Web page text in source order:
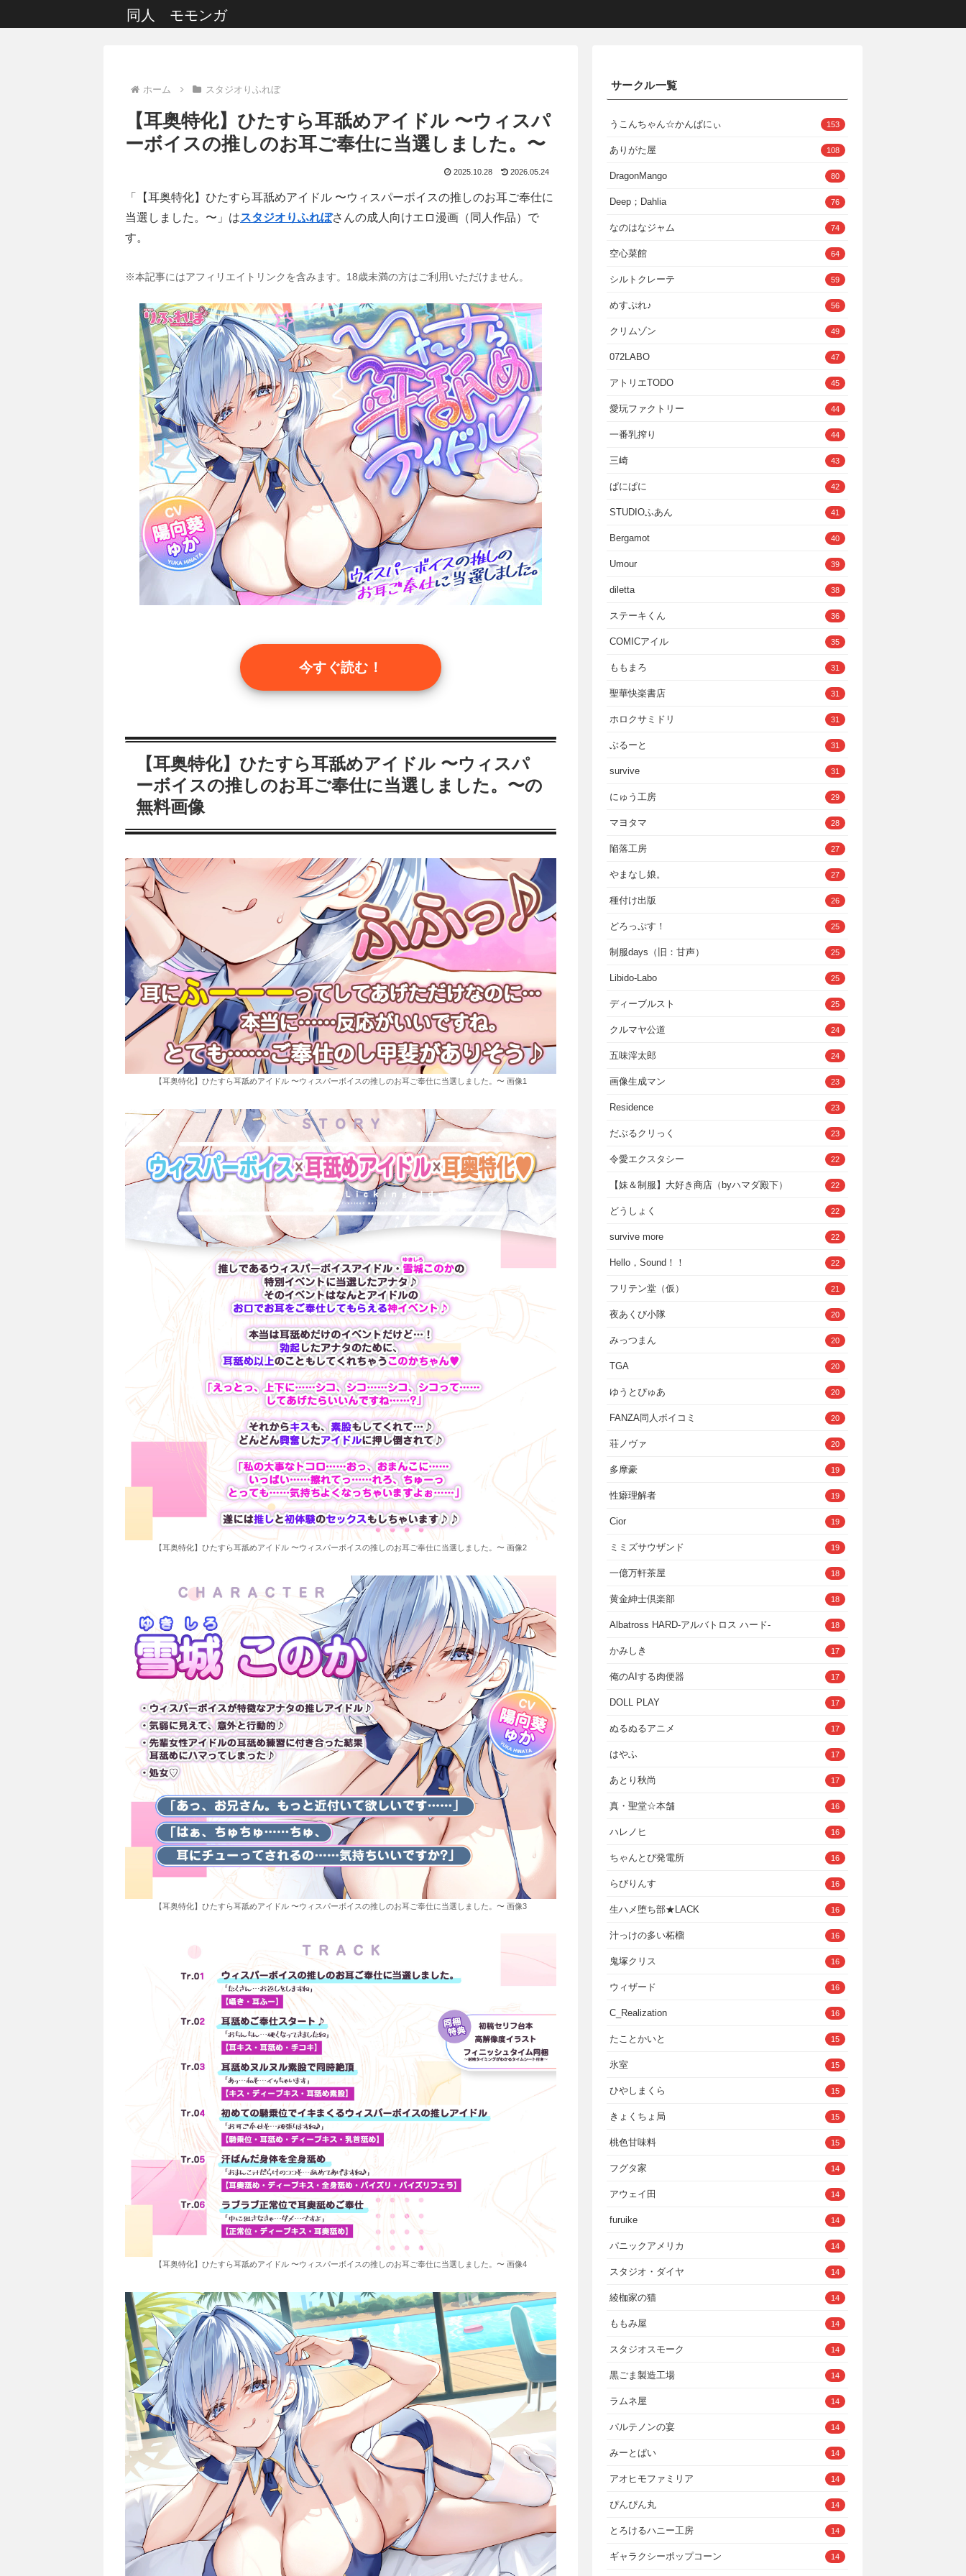
同人 モモンガ
ホーム スタジオりふれぼ
【耳奥特化】ひたすら耳舐めアイドル 〜ウィスパ
ーボイスの推しのお耳ご奉仕に当選しました。〜
2025.10.28 2026.05.24
「【耳奥特化】ひたすら耳舐めアイドル 〜ウィスパーボイスの推しのお耳ご奉仕に
当選しました。〜」はスタジオりふれぼさんの成人向けエロ漫画（同人作品）で
す。
※本記事にはアフィリエイトリンクを含みます。18歳未満の方はご利用いただけません。
今すぐ読む！
【耳奥特化】ひたすら耳舐めアイドル 〜ウィスパ
ーボイスの推しのお耳ご奉仕に当選しました。〜の
無料画像
【耳奥特化】ひたすら耳舐めアイドル 〜ウィスパーボイスの推しのお耳ご奉仕に当選しました。〜 画像1
【耳奥特化】ひたすら耳舐めアイドル 〜ウィスパーボイスの推しのお耳ご奉仕に当選しました。〜 画像2
【耳奥特化】ひたすら耳舐めアイドル 〜ウィスパーボイスの推しのお耳ご奉仕に当選しました。〜 画像3
【耳奥特化】ひたすら耳舐めアイドル 〜ウィスパーボイスの推しのお耳ご奉仕に当選しました。〜 画像4
サークル一覧
うこんちゃん☆かんぱにぃ 153
ありがた屋 108
DragonMango 80
Deep；Dahlia 76
なのはなジャム 74
空心菜館 64
シルトクレーテ 59
めすぷれ♪ 56
クリムゾン 49
072LABO 47
アトリエTODO 45
愛玩ファクトリー 44
一番乳搾り 44
三崎 43
ぱにぱに 42
STUDIOふあん 41
Bergamot 40
Umour 39
diletta 38
ステーキくん 36
COMICアイル 35
ももまろ 31
聖華快楽書店 31
ホロクサミドリ 31
ぶるーと 31
survive 31
にゅう工房 29
マヨタマ 28
陥落工房 27
やまなし娘。 27
種付け出版 26
どろっぷす！ 25
制服days（旧：甘声） 25
Libido-Labo 25
ディーブルスト 25
クルマヤ公道 24
五味滓太郎 24
画像生成マン 23
Residence 23
だぶるクリっく 23
令愛エクスタシー 22
【妹＆制服】大好き商店（byハマダ殿下） 22
どうしょく 22
survive more 22
Hello，Sound！！ 22
フリテン堂（仮） 21
夜あくび小隊 20
みっつまん 20
TGA 20
ゆうとぴゅあ 20
FANZA同人ボイコミ 20
荘ノヴァ 20
多摩豪 19
性癖理解者 19
Cior 19
ミミズサウザンド 19
一億万軒茶屋 18
黄金紳士倶楽部 18
Albatross HARD‐アルバトロス ハード‐ 18
かみしき 17
俺のAIする肉便器 17
DOLL PLAY 17
ぬるぬるアニメ 17
はやふ 17
あとり秋尚 17
真・聖堂☆本舗 16
ハレノヒ 16
ちゃんとぴ発電所 16
らびりんす 16
生ハメ堕ち部★LACK 16
汁っけの多い柘榴 16
鬼塚クリス 16
ウィザード 16
C_Realization 16
たことかいと 15
氷室 15
ひやしまくら 15
きょくちょ局 15
桃色甘味料 15
フグタ家 14
アウェイ田 14
furuike 14
パニックアメリカ 14
スタジオ・ダイヤ 14
綾枷家の猫 14
ももみ屋 14
スタジオスモーク 14
黒ごま製造工場 14
ラムネ屋 14
パルテノンの宴 14
みーとぱい 14
アオヒモファミリア 14
ぴんぴん丸 14
とろけるハニー工房 14
ギャラクシーポップコーン 14